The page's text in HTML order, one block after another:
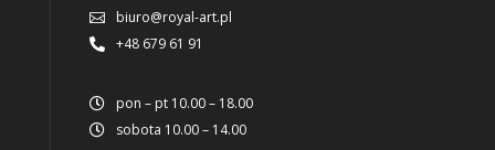
 biuro@royal-art.pl
 +48 679 61 91
 pon – pt 10.00 – 18.00
 sobota 10.00 – 14.00